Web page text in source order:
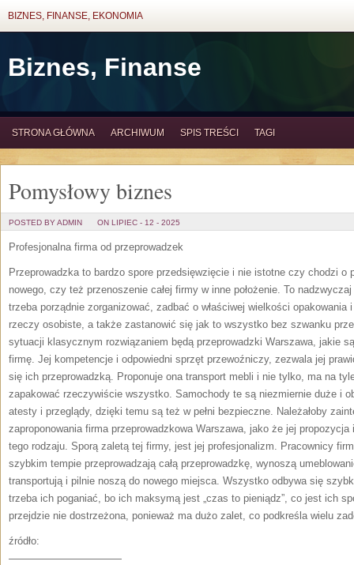
BIZNES, FINANSE, EKONOMIA
Biznes, Finanse
STRONA GŁÓWNA ARCHIWUM SPIS TREŚCI TAGI
Pomysłowy biznes
POSTED BY ADMIN ON LIPIEC - 12 - 2025
Profesjonalna firma od przeprowadzek
Przeprowadzka to bardzo spore przedsięwzięcie i nie istotne czy chodzi o
nowego, czy też przenoszenie całej firmy w inne położenie. To
trzeba porządnie zorganizować, zadbać o właściwej wielkości opakowania
rzeczy osobiste, a także zastanowić się jak to wszystko bez szwanku
sytuacji klasycznym rozwiązaniem będą przeprowadzki Warszawa, jakie
firmę. Jej kompetencje i odpowiedni sprzęt przewoźniczy, zezwala jej
się ich przeprowadzką. Proponuje ona transport mebli i nie tylko, ma na
zapakować rzeczywiście wszystko. Samochody te są niezmiernie duże i
atesty i przeglądy, dzięki temu są też w pełni bezpieczne. Należałoby
zaproponowania firma przeprowadzkowa Warszawa, jako że jej
tego rodzaju. Sporą zaletą tej firmy, jest jej profesjonalizm. Pracownicy
szybkim tempie przeprowadzają całą przeprowadzkę, wynoszą
transportują i pilnie noszą do nowego miejsca. Wszystko odbywa się
trzeba ich poganiać, bo ich maksymą jest „czas to pieniądz”, co jest ich
przejdzie nie dostrzeżona, ponieważ ma dużo zalet, co podkreśla wielu
źródło:
———————————